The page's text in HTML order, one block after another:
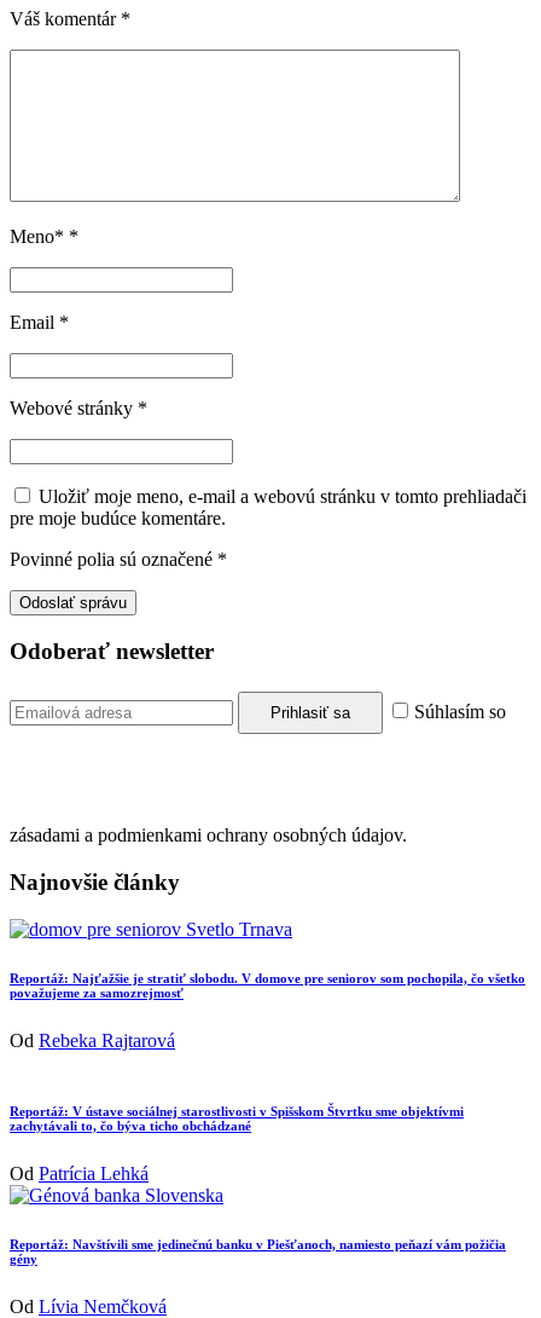
Váš komentár *
Meno* *
Email *
Webové stránky *
Uložiť moje meno, e-mail a webovú stránku v tomto prehliadači
pre moje budúce komentáre.
Povinné polia sú označené *
Odoberať newsletter
Súhlasím so
zásadami a podmienkami ochrany osobných údajov.
Najnovšie články
Reportáž: Najťažšie je stratiť slobodu. V domove pre seniorov som pochopila, čo všetko
považujeme za samozrejmosť
Od Rebeka Rajtarová
Reportáž: V ústave sociálnej starostlivosti v Spišskom Štvrtku sme objektívmi
zachytávali to, čo býva ticho obchádzané
Od Patrícia Lehká
Reportáž: Navštívili sme jedinečnú banku v Piešťanoch, namiesto peňazí vám požičia
gény
Od Lívia Nemčková